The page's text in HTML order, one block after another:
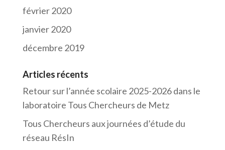
février 2020
janvier 2020
décembre 2019
Articles récents
Retour sur l’année scolaire 2025-2026 dans le
laboratoire Tous Chercheurs de Metz
Tous Chercheurs aux journées d’étude du
réseau RésIn